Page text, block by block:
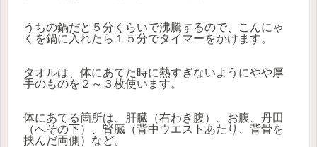
うちの鍋だと５分くらいで沸騰するので、こんにゃ
くを鍋に入れたら１５分でタイマーをかけます。
タオルは、体にあてた時に熱すぎないようにやや厚
手のものを２～３枚使います。
体にあてる箇所は、肝臓（右わき腹）、お腹、丹田
（へその下）、腎臓（背中ウエストあたり、背骨を
挟んだ両側）など。